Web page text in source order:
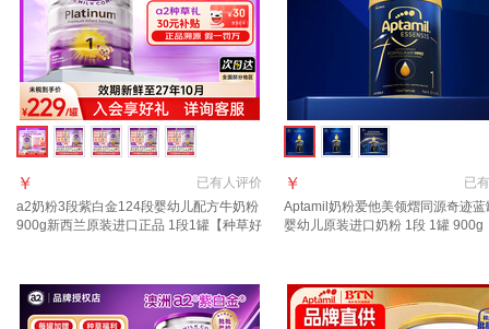
已有人评价
￥
a2奶粉3段紫白金124段婴幼儿配方牛奶粉
900g新西兰原装进口正品 1段1罐【种草好
已有
￥
Aptamil奶粉爱他美领熠同源奇迹蓝
婴幼儿原装进口奶粉 1段 1罐 900g